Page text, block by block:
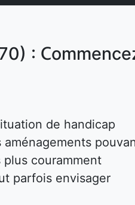
:
de handicap
couramment
parfois envisager